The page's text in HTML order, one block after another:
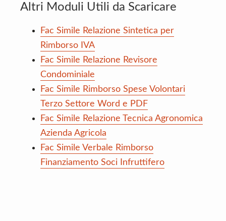
Altri Moduli Utili da Scaricare
Fac Simile Relazione Sintetica per
Rimborso IVA
Fac Simile Relazione Revisore
Condominiale
Fac Simile Rimborso Spese Volontari
Terzo Settore Word e PDF
Fac Simile Relazione Tecnica Agronomica
Azienda Agricola
Fac Simile Verbale Rimborso
Finanziamento Soci Infruttifero